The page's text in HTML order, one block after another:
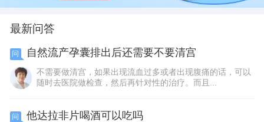
最新问答
问 自然流产孕囊排出后还需要不要清宫
不需要做清宫，如果出现流血过多或者出现腹痛的话，可以
随时去医院做检查，然后再针对性的治疗。而且...
问 他达拉非片喝酒可以吃吗